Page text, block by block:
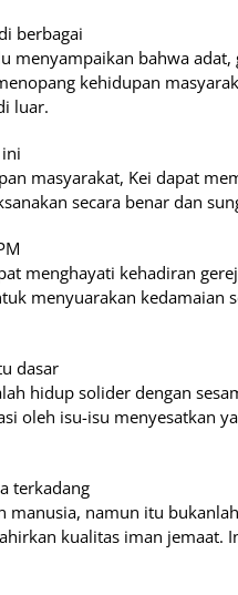
berbagai
menyampaikan bahwa
kehidupan
luar.
masyarakat, Kei dapat
secara benar dan
menghayati kehadiran
menyuarakan kedamaian
dasar
hidup solider dengan
oleh isu-isu menyesatkan
terkadang
manusia, namun itu
kualitas iman jemaat.